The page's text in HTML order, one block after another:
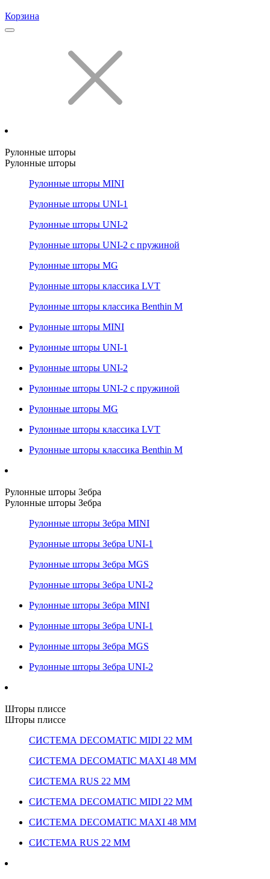
Корзина
Рулонные шторы
Рулонные шторы
Рулонные шторы MINI
Рулонные шторы UNI-1
Рулонные шторы UNI-2
Рулонные шторы UNI-2 с пружиной
Рулонные шторы MG
Рулонные шторы классика LVT
Рулонные шторы классика Benthin M
Рулонные шторы MINI
Рулонные шторы UNI-1
Рулонные шторы UNI-2
Рулонные шторы UNI-2 с пружиной
Рулонные шторы MG
Рулонные шторы классика LVT
Рулонные шторы классика Benthin M
Рулонные шторы Зебра
Рулонные шторы Зебра
Рулонные шторы Зебра MINI
Рулонные шторы Зебра UNI-1
Рулонные шторы Зебра MGS
Рулонные шторы Зебра UNI-2
Рулонные шторы Зебра MINI
Рулонные шторы Зебра UNI-1
Рулонные шторы Зебра MGS
Рулонные шторы Зебра UNI-2
Шторы плиссе
Шторы плиссе
СИСТЕМА DECOMATIC MIDI 22 ММ
СИСТЕМА DECOMATIC MAXI 48 ММ
СИСТЕМА RUS 22 ММ
СИСТЕМА DECOMATIC MIDI 22 ММ
СИСТЕМА DECOMATIC MAXI 48 ММ
СИСТЕМА RUS 22 ММ